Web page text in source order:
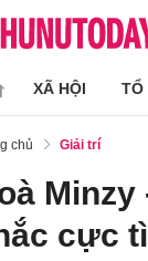
XÃ HỘI TỔ
chủ Giải trí
Minzy
cực